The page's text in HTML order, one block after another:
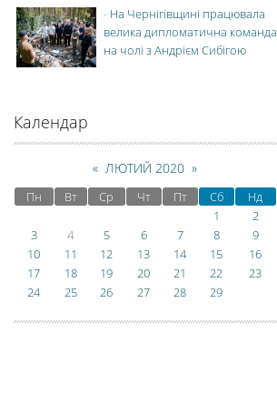
- На Чернігівщині працювала
велика дипломатична команда
на чолі з Андрієм Сибігою
Календар
« ЛЮТИЙ 2020 »
Пн Вт Ср Чт Пт Сб
Нд
1
2
3
4 5 6 7 8
9
10
11 12 13 14 15
16
17
18 19 20 21 22
23
24
25 26 27 28 29